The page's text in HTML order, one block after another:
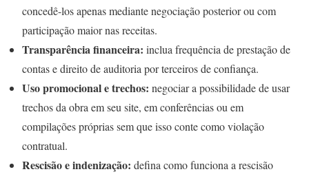
concedê-los apenas mediante negociação posterior ou com
participação maior nas receitas.
Transparência financeira: inclua frequência de prestação de
contas e direito de auditoria por terceiros de confiança.
Uso promocional e trechos: negociar a possibilidade de usar
trechos da obra em seu site, em conferências ou em
compilações próprias sem que isso conte como violação
contratual.
Rescisão e indenização: defina como funciona a rescisão